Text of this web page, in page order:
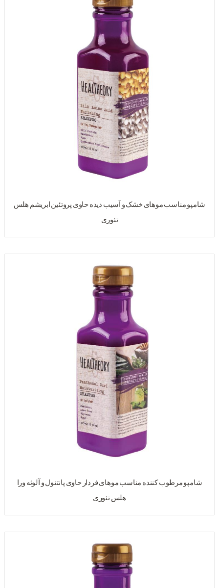
شامپو مناسب موهای خشک و آسیب دیده حاوی پروتئین ابریشم هلس
تئوری
شامپو مرطوب کننده مناسب موهای فردار حاوی پانتنول و آلوئه ورا
هلس تئوری